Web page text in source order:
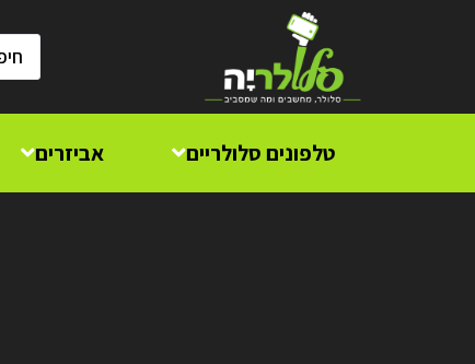
טלפונים סלולריים אביזרים